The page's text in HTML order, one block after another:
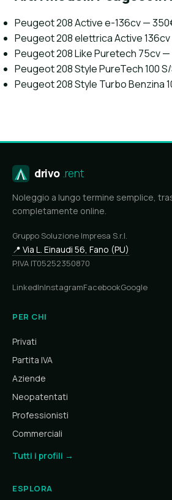
Peugeot 208 Active e-136cv —
Peugeot 208 elettrica Active
Peugeot 208 Like Puretech 75cv
Peugeot 208 Style PureTech 100
Peugeot 208 Style Turbo Benzina
drivo .rent
Noleggio a lungo termine semplice,
completamente online.
Gruppo Soluzione Impresa S.r.l.
📍 Via L. Einaudi 56, Fano (PU)
P.IVA IT05252350870
LinkedInInstagramFacebookGoogle
PER CHI
Privati
Partita IVA
Aziende
Neopatentati
Professionisti
Commerciali
Tutti i profili →
ESPLORA